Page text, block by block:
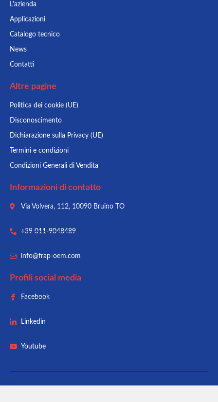
L'azienda
Applicazioni
Catalogo tecnico
News
Contatti
Altre pagine
Politica dei cookie (UE)
Disconoscimento
Dichiarazione sulla Privacy (UE)
Termini e condizioni
Condizioni Generali di Vendita
Informazioni di contatto
Via Volvera, 112, 10090 Bruino TO
+39 011-9048489
info@frap-oem.com
Profili social media
Facebook
Linkedin
Youtube